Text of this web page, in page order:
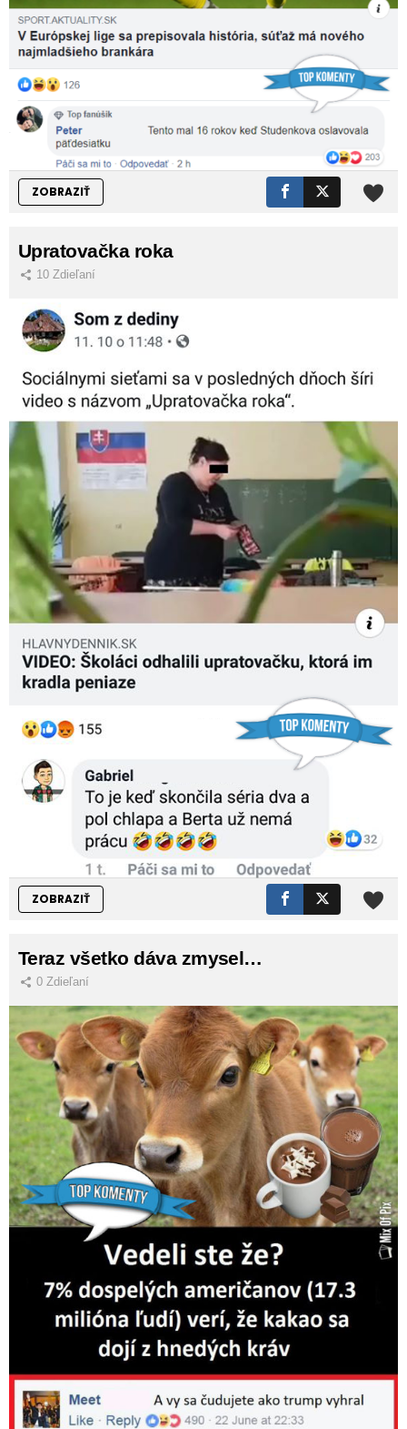
ZOBRAZIŤ
Upratovačka roka
10 Zdieľaní
ZOBRAZIŤ
Teraz všetko dáva zmysel…
0 Zdieľaní